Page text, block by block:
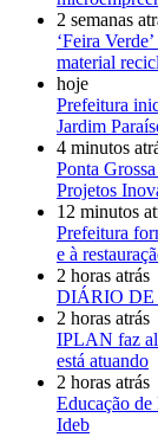
2 semanas
‘Feira
material
hoje
Prefeitura
Jardim
4 minutos
Ponta
Projetos
12 minutos
Prefeitura
e à
2 horas atrás
DIÁRIO DE
2 horas atrás
IPLAN faz
está atuando
2 horas atrás
Educação de
Ideb